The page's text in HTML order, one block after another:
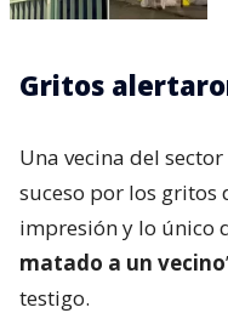
Gritos
Una vecina del
suceso por los gritos
impresión y lo único
matado a un vecino
testigo.